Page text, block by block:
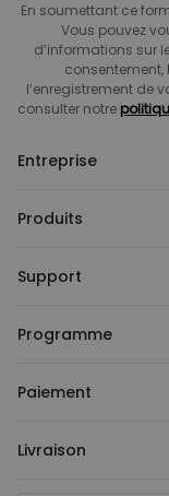
En soumettant ce
Vous pouvez
d’informations sur
consentement,
l’enregistrement de
consulter notre
Entreprise
Produits
Support
Programme
Paiement
Livraison